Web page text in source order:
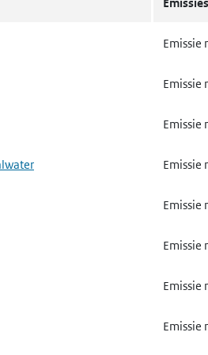
Emissie
biociden Emissie
Emissie
Emissie
board, spaanplaat of
Gebruik
Emissie
Emissie
Emissie
Emissie
Emissie
Emissie
Emissie
Emissie